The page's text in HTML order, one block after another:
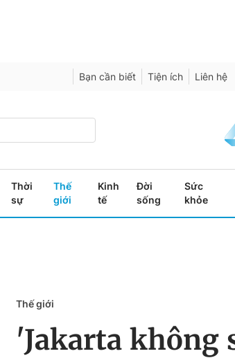
Bạn cần biết Tiện ích Liên hệ
Thời
sự
Thế
giới
Kinh
tế
Đời
sống
Sức
khỏe
Thế giới
'Jakarta không